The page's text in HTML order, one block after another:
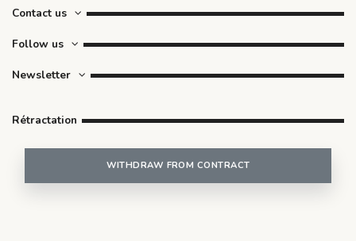
Contact us
Follow us
Newsletter
Rétractation
WITHDRAW FROM CONTRACT